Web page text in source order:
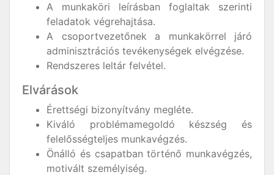
A munkaköri leírásban foglaltak szerinti
feladatok végrehajtása.
A csoportvezetőnek a munkakörrel járó
adminisztrációs tevékenységek elvégzése.
Rendszeres leltár felvétel.
Elvárások
Érettségi bizonyítvány megléte.
Kiváló problémamegoldó készség és
felelősségteljes munkavégzés.
Önálló és csapatban történő munkavégzés,
motivált személyiség.